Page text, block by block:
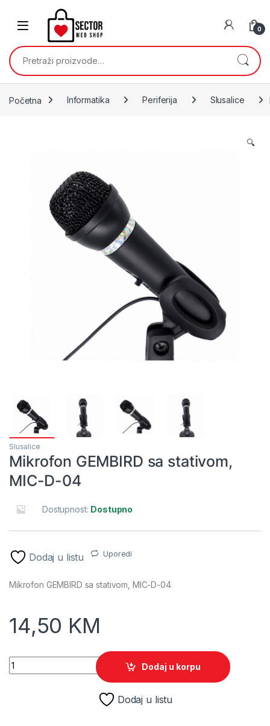
Skip to navigation
0
Pretraži:
Početna Informatika Periferija Slusalice
🔍
Slusalice
Mikrofon GEMBIRD sa stativom,
MIC-D-04
Dostupnost: Dostupno
Dodaj u listu Uporedi
Mikrofon GEMBIRD sa stativom, MIC-D-04
14,50 KM
Mikrofon GEMBIRD sa stativom, MIC-D-04 quantity
Dodaj u korpu
Dodaj u listu